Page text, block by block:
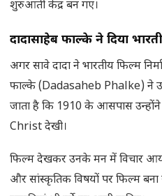
शुरुआती केंद्र बन गए।
दादासाहेब फाल्के ने दिया
अगर सावे दादा ने भारतीय फिल्म
फाल्के (Dadasaheb Phalke) ने
जाता है कि 1910 के आसपास
Christ देखी।
फिल्म देखकर उनके मन में विचार
और सांस्कृतिक विषयों पर फिल्म